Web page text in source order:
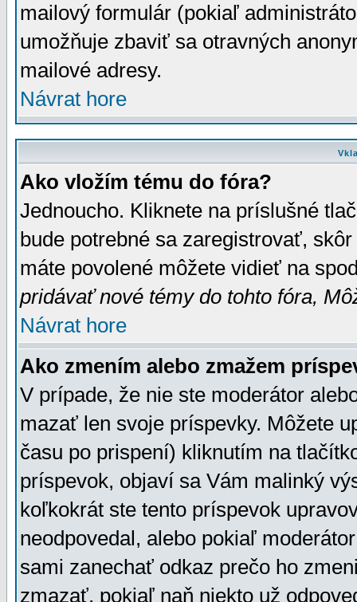
mailový formulár (pokiaľ
umožňuje zbaviť sa otravných
mailové adresy.
Návrat hore
Ako vložím tému do fóra?
Jednoucho. Kliknete na príslušné
bude potrebné sa zaregistrovať,
máte povolené môžete vidieť na
pridávať nové témy do tohto fóra,
Návrat hore
Ako zmením alebo zmažem
V prípade, že nie ste moderátor
mazať len svoje príspevky. Môžete
času po prispení) kliknutím na
príspevok, objaví sa Vám malinký
koľkokrát ste tento príspevok
neodpovedal, alebo pokiaľ
sami zanechať odkaz prečo ho
zmazať, pokiaľ naň niekto už